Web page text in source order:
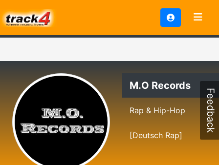
M.O Records
Rap & Hip-Hop
[Deutsch Rap]
Feedback